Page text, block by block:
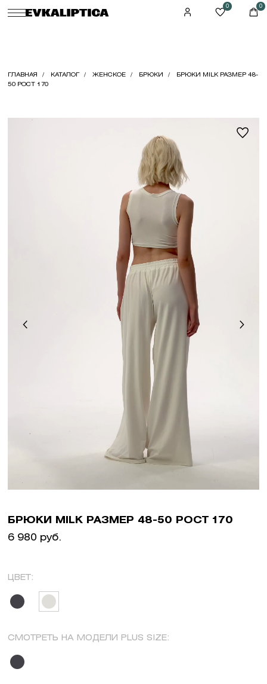
0 0
ГЛАВНАЯ КАТАЛОГ ЖЕНСКОЕ БРЮКИ
БРЮКИ MILK РАЗМЕР 48-
50 РОСТ 170
БРЮКИ MILK РАЗМЕР 48-50 РОСТ 170
6 980 руб.
ЦВЕТ:
СМОТРЕТЬ НА МОДЕЛИ PLUS SIZE: